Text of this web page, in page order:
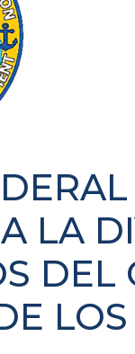
LA
DEL